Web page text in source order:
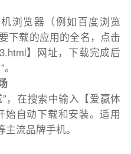
浏览器（例如百度浏览
下载的应用的全名，点击
】网址，下载完成后
，在搜索中输入【爱赢体
始自动下载和安装。适用
流品牌手机。